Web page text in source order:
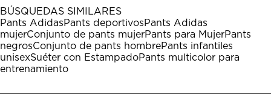
BÚSQUEDAS SIMILARES
Pants AdidasPants deportivosPants Adidas
mujerConjunto de pants mujerPants para MujerPants
negrosConjunto de pants hombrePants infantiles
unisexSuéter con EstampadoPants multicolor para
entrenamiento